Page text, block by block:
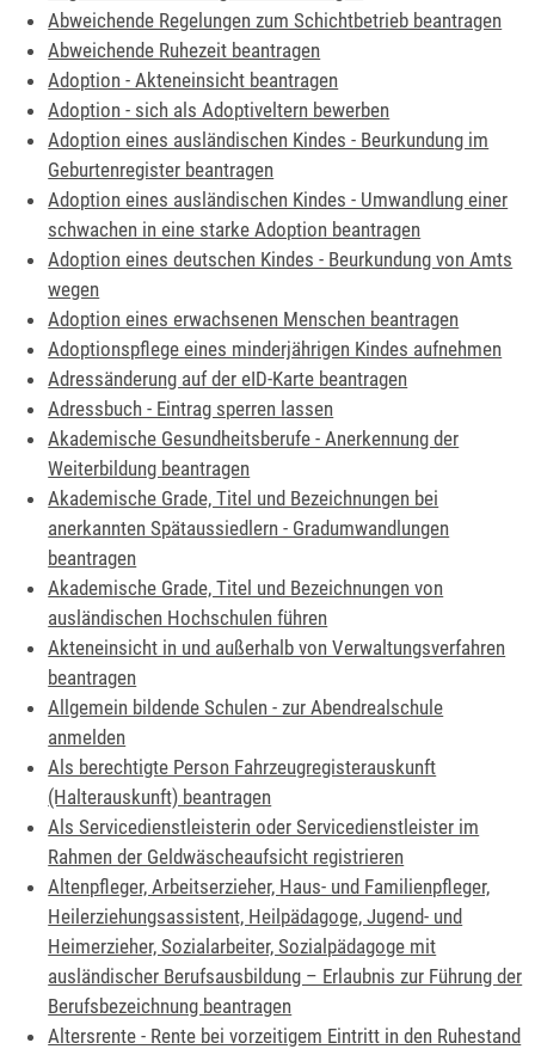
Abweichende Regelungen zum Schichtbetrieb beantragen
Abweichende Ruhezeit beantragen
Adoption - Akteneinsicht beantragen
Adoption - sich als Adoptiveltern bewerben
Adoption eines ausländischen Kindes - Beurkundung im
Geburtenregister beantragen
Adoption eines ausländischen Kindes - Umwandlung einer
schwachen in eine starke Adoption beantragen
Adoption eines deutschen Kindes - Beurkundung von Amts
wegen
Adoption eines erwachsenen Menschen beantragen
Adoptionspflege eines minderjährigen Kindes aufnehmen
Adressänderung auf der eID-Karte beantragen
Adressbuch - Eintrag sperren lassen
Akademische Gesundheitsberufe - Anerkennung der
Weiterbildung beantragen
Akademische Grade, Titel und Bezeichnungen bei
anerkannten Spätaussiedlern - Gradumwandlungen
beantragen
Akademische Grade, Titel und Bezeichnungen von
ausländischen Hochschulen führen
Akteneinsicht in und außerhalb von Verwaltungsverfahren
beantragen
Allgemein bildende Schulen - zur Abendrealschule
anmelden
Als berechtigte Person Fahrzeugregisterauskunft
(Halterauskunft) beantragen
Als Servicedienstleisterin oder Servicedienstleister im
Rahmen der Geldwäscheaufsicht registrieren
Altenpfleger, Arbeitserzieher, Haus- und Familienpfleger,
Heilerziehungsassistent, Heilpädagoge, Jugend- und
Heimerzieher, Sozialarbeiter, Sozialpädagoge mit
ausländischer Berufsausbildung – Erlaubnis zur Führung der
Berufsbezeichnung beantragen
Altersrente - Rente bei vorzeitigem Eintritt in den Ruhestand